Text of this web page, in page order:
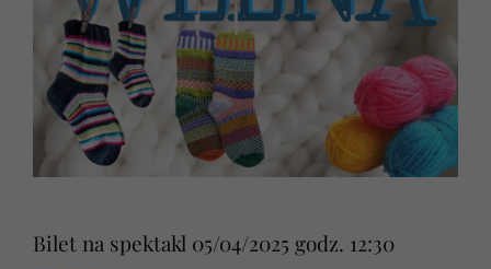
Newsletter
SKLEP VOD
Bilet na spektakl 05/04/2025 godz. 12:30